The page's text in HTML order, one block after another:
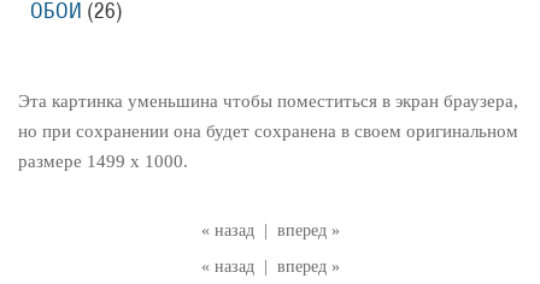
« назад
вперед »
« назад
вперед »
Эта картинка уменьшина чтобы поместиться в экран браузера,
но при сохранении она будет сохранена в своем оригинальном
размере 1499 x 1000.
ОБОИ (26)